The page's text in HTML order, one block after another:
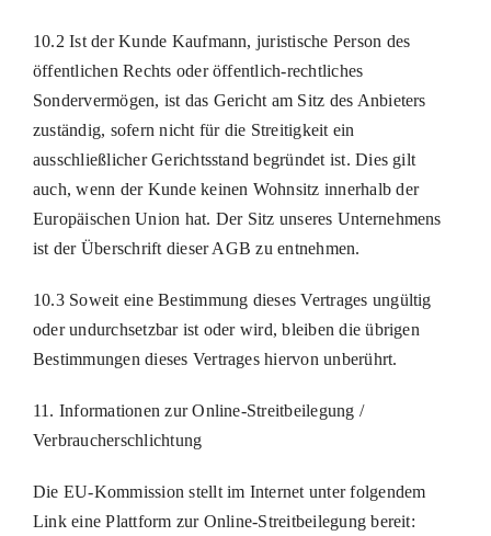
10.2 Ist der Kunde Kaufmann, juristische Person des
öffentlichen Rechts oder öffentlich-rechtliches
Sondervermögen, ist das Gericht am Sitz des Anbieters
zuständig, sofern nicht für die Streitigkeit ein
ausschließlicher Gerichtsstand begründet ist. Dies gilt
auch, wenn der Kunde keinen Wohnsitz innerhalb der
Europäischen Union hat. Der Sitz unseres Unternehmens
ist der Überschrift dieser AGB zu entnehmen.
10.3 Soweit eine Bestimmung dieses Vertrages ungültig
oder undurchsetzbar ist oder wird, bleiben die übrigen
Bestimmungen dieses Vertrages hiervon unberührt.
11. Informationen zur Online-Streitbeilegung /
Verbraucherschlichtung
Die EU-Kommission stellt im Internet unter folgendem
Link eine Plattform zur Online-Streitbeilegung bereit: